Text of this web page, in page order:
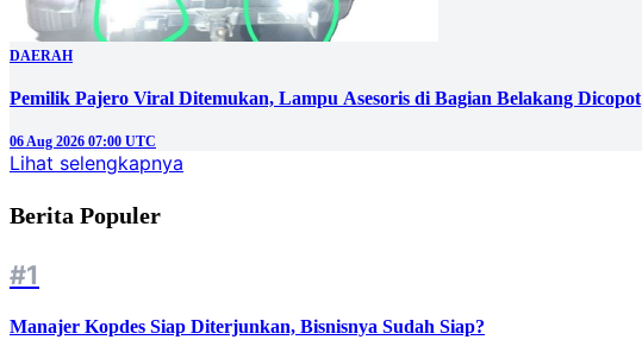
DAERAH
Pemilik Pajero Viral Ditemukan, Lampu Asesoris di Bagian Belakang Dicopot
06 Aug 2026 07:00 UTC
Lihat selengkapnya
Berita Populer
#1
Manajer Kopdes Siap Diterjunkan, Bisnisnya Sudah Siap?